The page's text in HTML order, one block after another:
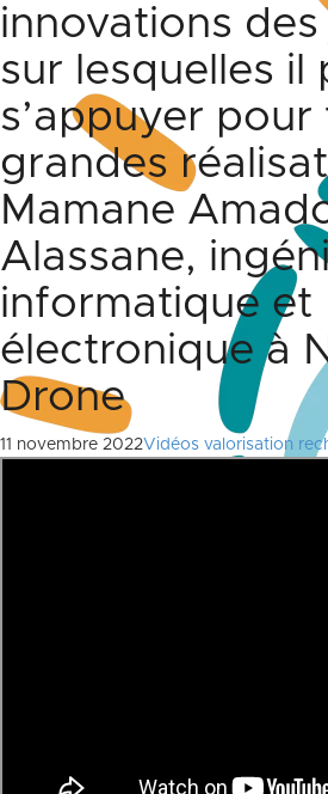
innovations des
sur lesquelles il
s’appuyer pour
grandes
Mamane
Alassane,
informatique et
électronique à
Drone
11 novembre 2022Vidéos valorisation